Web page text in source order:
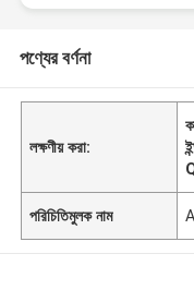
পণ্যের বর্ণনা
লক্ষণীয় করা:
পরিচিতিমুলক নাম